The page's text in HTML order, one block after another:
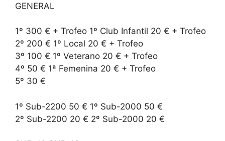
GENERAL
1º 300 € + Trofeo 1º Club Infantil 20 € + Trofeo
2º 200 € 1º Local 20 € + Trofeo
3º 100 € 1º Veterano 20 € + Trofeo
4º 50 € 1ª Femenina 20 € + Trofeo
5º 30 €
1º Sub-2200 50 € 1º Sub-2000 50 €
2º Sub-2200 20 € 2º Sub-2000 20 €